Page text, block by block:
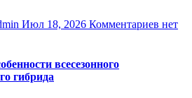
Июл 18, 2026 Комментариев нет
всесезонного
гибрида